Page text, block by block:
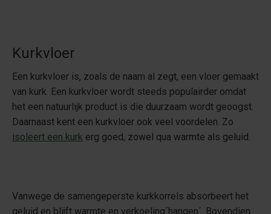
Kurkvloer
Een kurkvloer is, zoals de naam al zegt, een vloer gemaakt
van kurk. Een kurkvloer wordt steeds populairder omdat
het een natuurlijk product is die duurzaam wordt geoogst.
Daarnaast kent een kurkvloer ook veel voordelen. Zo
isoleert een kurk erg goed, zowel qua warmte als geluid.
Vanwege de samengeperste kurkkorrels absorbeert het
geluid en blijft warmte en verkoeling´hangen´. Bovendien